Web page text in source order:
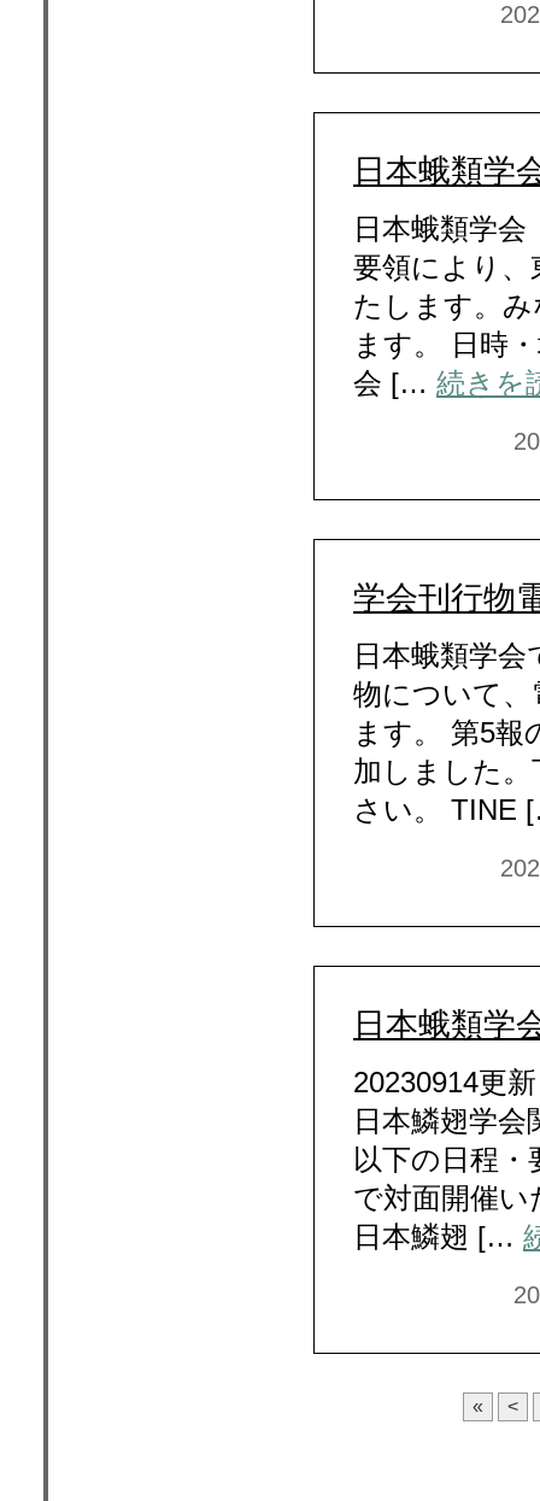
日本蛾類学
日本蛾類学
要領により、
たします。
ます。 日時
会 [… 続きを
学会刊行物
日本蛾類学
物について、
ます。 第5報
加しました
さい。
日本蛾類学
20230914更
日本鱗翅学
以下の日程
で対面開催い
日本鱗翅 […
« <